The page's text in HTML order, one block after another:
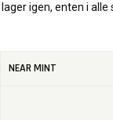
lager igen, enten i
NEAR MINT